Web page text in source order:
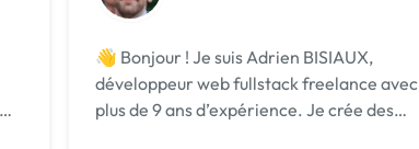
👋 Bonjour ! Je suis Adrien BISIAUX,
développeur web fullstack freelance avec
plus de 9 ans d’expérience. Je crée des